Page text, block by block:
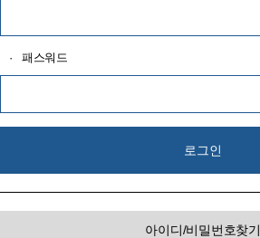
· 패스워드
아이디/비밀번호찾기